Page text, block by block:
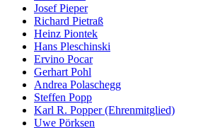
Josef Pieper
Richard Pietraß
Heinz Piontek
Hans Pleschinski
Ervino Pocar
Gerhart Pohl
Andrea Polaschegg
Steffen Popp
Karl R. Popper (Ehrenmitglied)
Uwe Pörksen